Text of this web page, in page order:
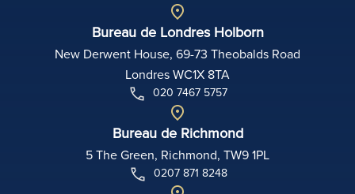
Bureau de Londres Holborn
New Derwent House, 69-73 Theobalds Road
Londres WC1X 8TA
020 7467 5757
Bureau de Richmond
5 The Green, Richmond, TW9 1PL
0207 871 8248